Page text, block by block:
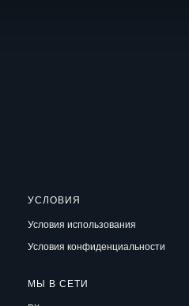
УСЛОВИЯ
Условия использования
Условия конфиденциальности
МЫ В СЕТИ